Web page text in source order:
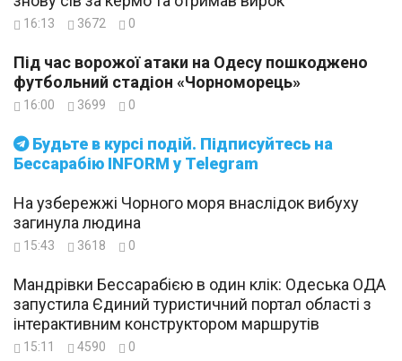
Будьте в курсі подій. Підписуйтесь на
Бессарабію INFORM у Telegram
16:13 3672 0
Під час ворожої атаки на Одесу пошкоджено
футбольний стадіон «Чорноморець»
16:00 3699 0
На узбережжі Чорного моря внаслідок вибуху
загинула людина
15:43 3618 0
Мандрівки Бессарабією в один клік: Одеська ОДА
запустила Єдиний туристичний портал області з
інтерактивним конструктором маршрутів
15:11 4590 0